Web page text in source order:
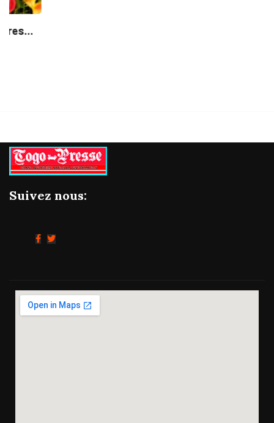
Suivez nous: